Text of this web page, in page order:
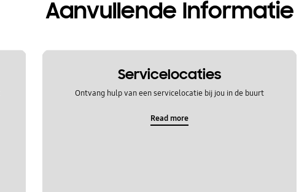
Aanvullende Informatie
Servicelocaties
Ontvang hulp van een servicelocatie bij jou in de buurt
Read more